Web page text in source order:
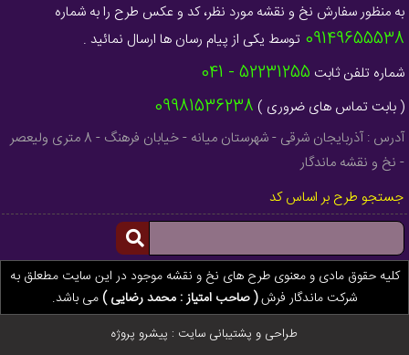
به منظور سفارش نخ و نقشه مورد نظر، کد و عکس طرح را به شماره
09149655538 توسط یکی از پیام رسان ها ارسال نمائید .
شماره تلفن ثابت 52231255 - 041
( بابت تماس های ضروری ) 09981536238
آدرس : آذربایجان شرقی - شهرستان میانه - خیابان فرهنگ - 8 متری ولیعصر
- نخ و نقشه ماندگار
جستجو طرح بر اساس کد
کلیه حقوق مادی و معنوی طرح های نخ و نقشه موجود در این سایت مطعلق به
شرکت ماندگار فرش( صاحب امتیاز : محمد رضایی )می باشد.
طراحی و پشتیبانی سایت : پیشرو پروژه